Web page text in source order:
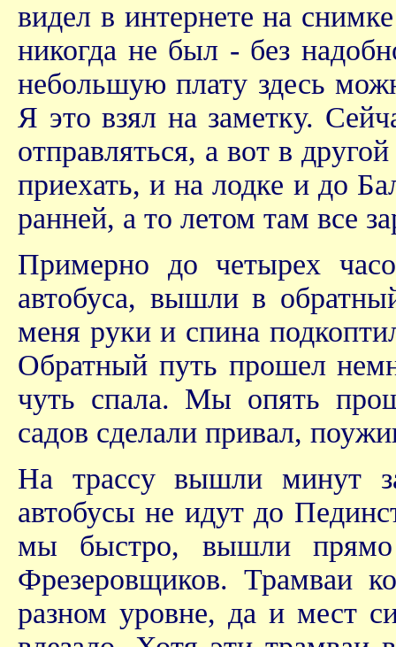
видел в интернете на
никогда не был - без
небольшую плату здесь
Я это взял на заметку.
отправляться, а вот в
приехать, и на лодке и до
ранней, а то летом там все
Примерно до четырех
автобуса, вышли в
меня руки и спина
Обратный путь прошел
чуть спала. Мы опять
садов сделали привал,
На трассу вышли минут
автобусы не идут до
мы быстро, вышли
Фрезеровщиков. Трамваи
разном уровне, да и мест